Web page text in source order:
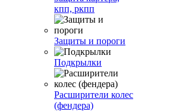
кпп, ркпп
Защиты и пороги
Подкрылки
Расширители колес
(фендера)